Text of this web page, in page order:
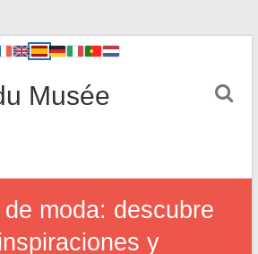
Musée
moda: descubre
y